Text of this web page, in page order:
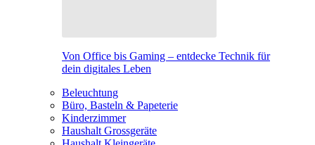
Von Office bis Gaming – entdecke Technik für
dein digitales Leben
Beleuchtung
Büro, Basteln & Papeterie
Kinderzimmer
Haushalt Grossgeräte